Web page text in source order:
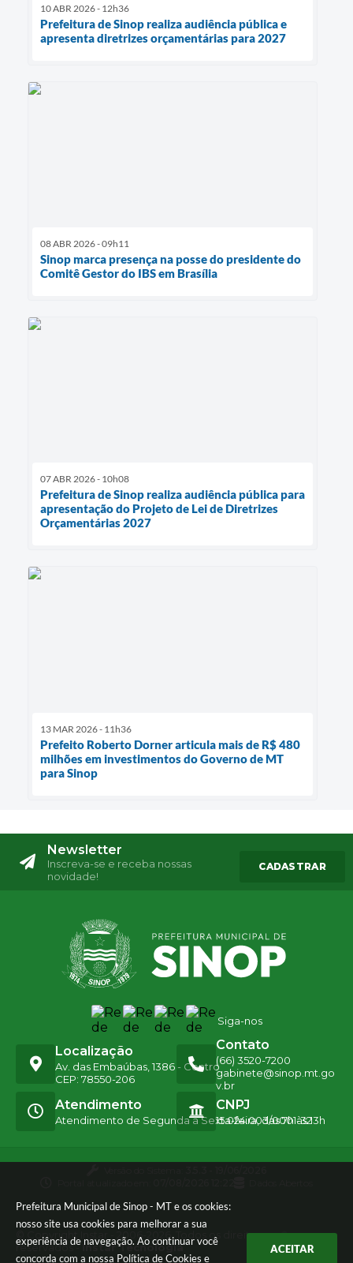
Prefeitura Municipal de Sinop - MT e os cookies:
nosso site usa cookies para melhorar a sua
experiência de navegação. Ao continuar você
concorda com a nossa Política de Cookies e
ACEITAR
10 ABR 2026 - 12h36
Prefeitura de Sinop realiza audiência pública e
apresenta diretrizes orçamentárias para 2027
08 ABR 2026 - 09h11
Sinop marca presença na posse do presidente do
Comitê Gestor do IBS em Brasília
07 ABR 2026 - 10h08
Prefeitura de Sinop realiza audiência pública para
apresentação do Projeto de Lei de Diretrizes
Orçamentárias 2027
13 MAR 2026 - 11h36
Prefeito Roberto Dorner articula mais de R$ 480
milhões em investimentos do Governo de MT
para Sinop
Newsletter
Inscreva-se e receba nossas
novidade!
CADASTRAR
Siga-nos
Localização
Av. das Embaúbas, 1386 - Centro
CEP: 78550-206
Contato
(66) 3520-7200
gabinete@sinop.mt.go
v.br
Atendimento
Atendimento de Segunda a Sexta-feira, das 7h às 13h
CNPJ
15.024.003/0001-32
© Copyright Instar - 2006-2026. Todos os direitos
reservados - Instar Tecnologia